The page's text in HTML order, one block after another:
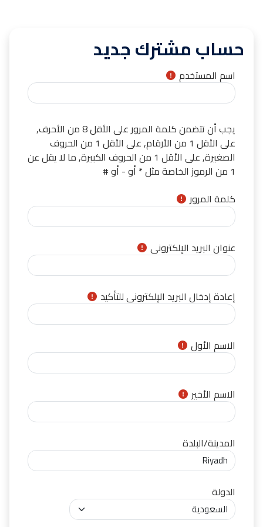
حساب مشترك جديد
اسم المستخدم
يجب أن تتضمن كلمة المرور على الأقل 8 من الأحرف,
على الأقل 1 من الأرقام, على الأقل 1 من الحروف
الصغيرة, على الأقل 1 من الحروف الكبيرة, ما لا يقل عن
1 من الرموز الخاصة مثل * أو - أو #
كلمة المرور
عنوان البريد الإلكتروني
إعادة إدخال البريد الإلكتروني للتأكيد
الاسم الأول
الاسم الأخير
المدينة/البلدة
الدولة